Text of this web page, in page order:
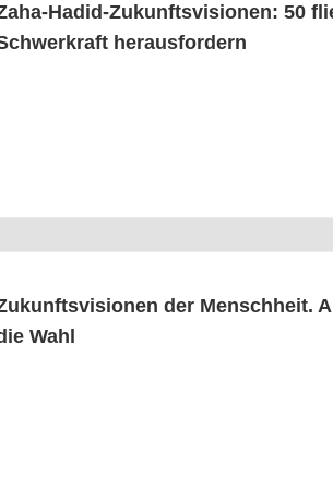
Hadid-Zukunfts­vi­sio­nen: 50
herausfordern
der Mensch­heit.
Wahl